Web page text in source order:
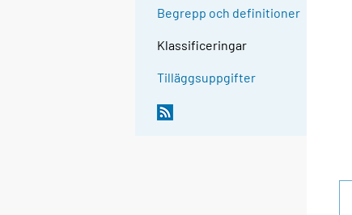
Begrepp och definitioner
Klassificeringar
Tilläggsuppgifter